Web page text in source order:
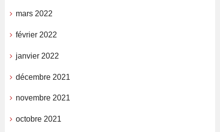
mars 2022
février 2022
janvier 2022
décembre 2021
novembre 2021
octobre 2021